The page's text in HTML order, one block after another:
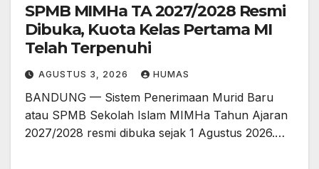
SPMB MIMHa TA 2027/2028 Resmi
Dibuka, Kuota Kelas Pertama MI
Telah Terpenuhi
AGUSTUS 3, 2026 HUMAS
BANDUNG — Sistem Penerimaan Murid Baru
atau SPMB Sekolah Islam MIMHa Tahun Ajaran
2027/2028 resmi dibuka sejak 1 Agustus 2026.…